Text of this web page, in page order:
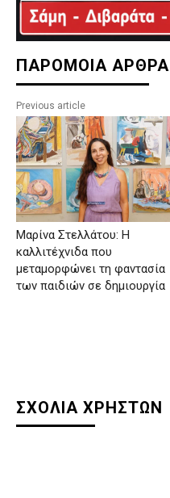
ΠΑΡΟΜΟΙΑ ΑΡΘΡΑ
Previous article
Μαρίνα Στελλάτου: Η
καλλιτέχνιδα που
μεταμορφώνει τη φαντασία
των παιδιών σε δημιουργία
ΣΧΟΛΙΑ ΧΡΗΣΤΩΝ